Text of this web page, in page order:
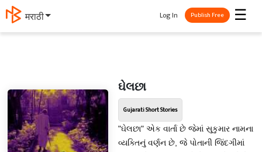
मराठी ☰
Log In Publish Free
ઘેલછા
Gujarati Short Stories
"ઘેલછા" એક વાર્તા છે જેમાં સુકુમાર નામના
વ્યક્તિનું વર્ણન છે, જે પોતાની જિંદગીમાં